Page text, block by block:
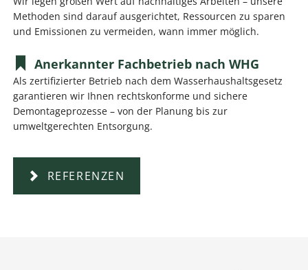
Methoden sind darauf ausgerichtet, Ressourcen zu sparen
und Emissionen zu vermeiden, wann immer möglich.
Anerkannter Fachbetrieb nach WHG
Als zertifizierter Betrieb nach dem Wasserhaushaltsgesetz
garantieren wir Ihnen rechtskonforme und sichere
Demontageprozesse – von der Planung bis zur
umweltgerechten Entsorgung.
REFERENZEN